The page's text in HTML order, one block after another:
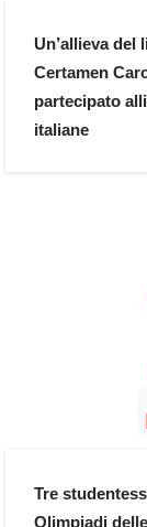
Un’allieva del
Certamen
partecipato
italiane
Tre
Olimpiadi